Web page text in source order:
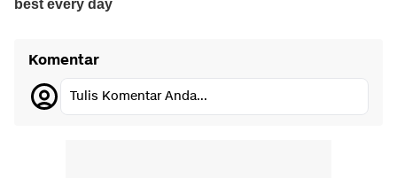
Komentar
Tulis Komentar Anda...